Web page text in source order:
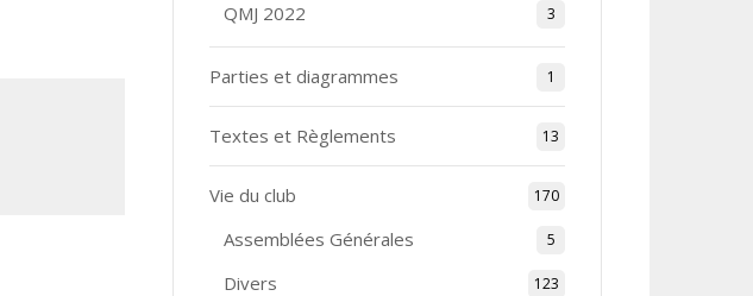
QMJ 2022 3
Parties et diagrammes 1
Textes et Règlements 13
Vie du club 170
Assemblées Générales 5
Divers 123